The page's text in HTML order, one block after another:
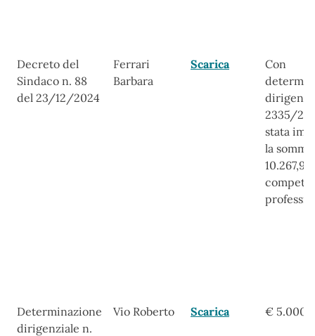
Decreto del
Sindaco n. 88
del 23/12/2024
Ferrari
Barbara
Scarica
Con
2335/
stata
la
Determinazione
dirigenziale n.
Vio Roberto Scarica €